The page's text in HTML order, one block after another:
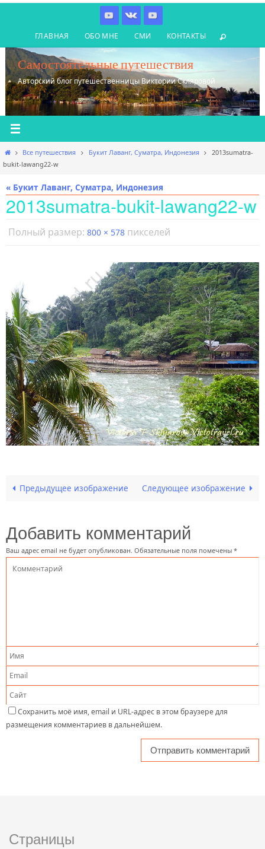
содержимому
ГЛАВНАЯ ОБО МНЕ СМИ КОНТАКТЫ
Самостоятельные путешествия
Авторский блог путешественницы Виктории Скляровой
Главная
Все путешествия Букит Лаванг, Суматра, Индонезия
2013sumatra-
bukit-lawang22-w
« Букит Лаванг, Суматра, Индонезия
2013sumatra-bukit-lawang22-w
Полный размер: 800 × 578 пикселей
Предыдущее изображение Следующее изображение
Добавить комментарий
Ваш адрес email не будет опубликован. Обязательные поля помечены *
Сохранить моё имя, email и URL-адрес в этом браузере для
размещения комментариев в дальнейшем.
Страницы